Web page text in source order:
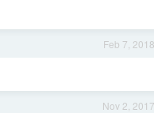
Feb 7, 2018
Nov 2, 2017